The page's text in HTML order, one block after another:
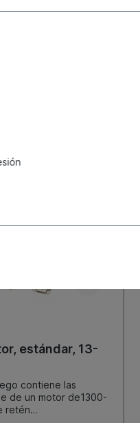
estándar, 13-
contiene las
de un motor de1300-
retén